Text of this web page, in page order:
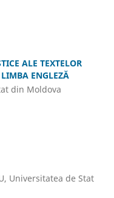
ALE TEXTELOR
ENGLEZĂ
din Moldova
Universitatea de Stat